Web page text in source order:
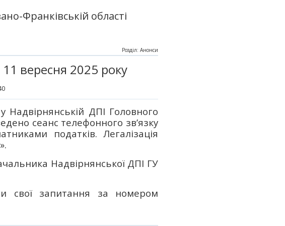
Франківській області
вересня 2025 року
Розділ: Анонси
ДПІ Головного
сеанс телефонного зв’язку
податків. Легалізація
Надвірнянської ДПІ ГУ
свої запитання за номером